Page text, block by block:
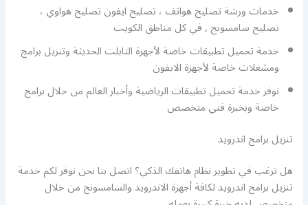
خدمات ورشة تصليح هواتف ، تصليح ايفون تصليح هواوي ،
تصليح سامسونج , في كل مناطق الكويت
خدمة تحميل تطبيقات خاصة لأجهزة التابلت الحديثة وتنزيل برامج
ومشغلات خاصة لأجهزة الايفون
نوفر خدمة تحميل تطبيقات الرياضية وأخبار العالم من خلال برامج
خاصة وبخبرة فني متخصص
تنزيل برامج اندرويد
هل ترغب في تطوير نظام هاتفك الذكي؟ اتصل بنا نحن نوفر لكم خدمة
تنزيل برامج اندرويد لكافة أجهزة الاندرويد والسامسونج من خلال